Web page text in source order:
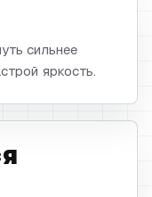
сильнее
яркость.